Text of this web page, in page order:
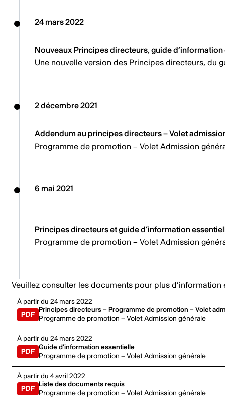
24 mars 2022
Nouveaux Principes directeurs, guide
Une nouvelle version des Principes directeurs, du
2 décembre 2021
Addendum au principes directeurs – Volet
Programme de promotion – Volet Admission
6 mai 2021
Principes directeurs et guide d’information
Programme de promotion – Volet Admission
Veuillez consulter les documents pour plus
À partir du 24 mars 2022
Principes directeurs – Programme de promotion – Volet
Programme de promotion – Volet Admission générale
À partir du 24 mars 2022
Guide d'information essentielle
Programme de promotion – Volet Admission générale
À partir du 4 avril 2022
Liste des documents requis
Programme de promotion – Volet Admission générale